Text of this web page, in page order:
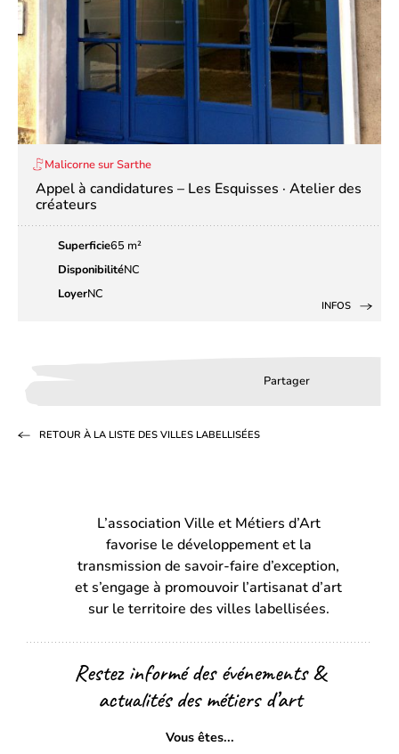
Malicorne sur Sarthe
Appel à candidatures – Les Esquisses · Atelier des
créateurs
Superficie65 m²
DisponibilitéNC
LoyerNC
INFOS
Partager
un
onglet)onglet)
RETOUR À LA LISTE DES VILLES LABELLISÉES
L’association Ville et Métiers d’Art
favorise le développement et la
transmission de savoir-faire d’exception,
et s’engage à promouvoir l’artisanat d’art
sur le territoire des villes labellisées.
Restez informé des événements &
actualités des métiers d’art
Vous êtes...